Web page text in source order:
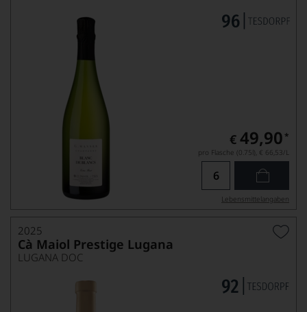
€ 49,90 *
pro Flasche (0.75l), € 66,53/L
Lebensmittel­angaben
2025
Cà Maiol Prestige Lugana
LUGANA DOC